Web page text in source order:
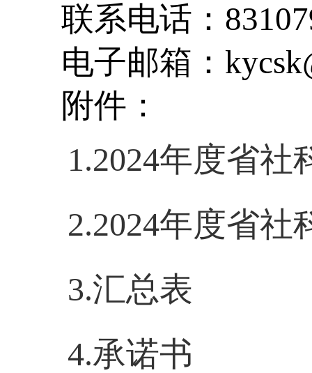
联系电话：
电子邮箱：
附件：
1.2024年度省社
2.2024年度省社
3.汇总表
4.承诺书